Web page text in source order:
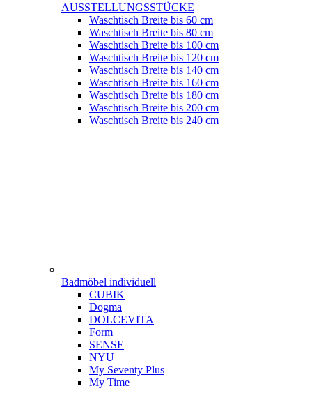
AUSSTELLUNGSSTÜCKE
Waschtisch Breite bis 60 cm
Waschtisch Breite bis 80 cm
Waschtisch Breite bis 100 cm
Waschtisch Breite bis 120 cm
Waschtisch Breite bis 140 cm
Waschtisch Breite bis 160 cm
Waschtisch Breite bis 180 cm
Waschtisch Breite bis 200 cm
Waschtisch Breite bis 240 cm
Badmöbel individuell
CUBIK
Dogma
DOLCEVITA
Form
SENSE
NYU
My Seventy Plus
My Time